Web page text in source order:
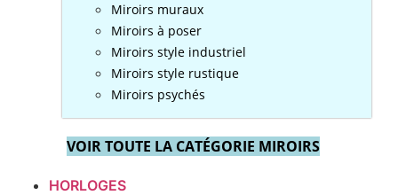
Miroirs muraux
Miroirs à poser
Miroirs style industriel
Miroirs style rustique
Miroirs psychés
VOIR TOUTE LA CATÉGORIE MIROIRS
HORLOGES